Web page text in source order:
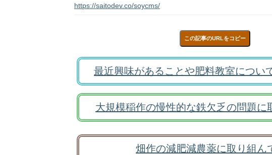
https://saitodev.co/soycms/
この記事のURLをコピー
最近興味があることや肥料教室につい
大規模稲作の慢性的な鉄欠乏の問題
畑作の減肥減農薬に取り組ん